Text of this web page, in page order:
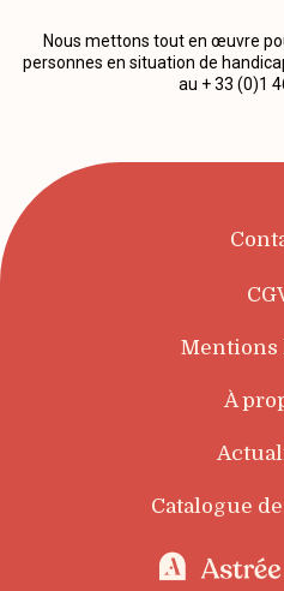
Nous mettons tout en œuvre
personnes en situation de
au + 33 (0)1
Mentions
À
Catalogue